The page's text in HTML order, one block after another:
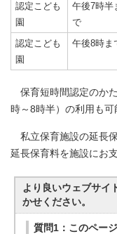
認定こども
園
午後7時半
で
認定こども
園
午後8時ま
保育短時間認定のか
時～8時半）の利用も可
私立保育施設の延長
延長保育料を施設にお
より良いウェブサイ
かせください。
質問1：このペー